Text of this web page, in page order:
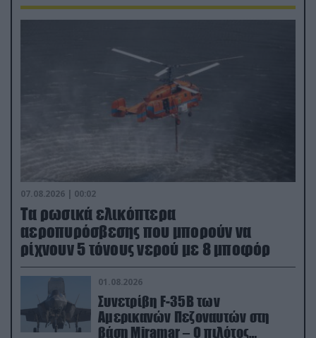
07.08.2026 | 00:02
Τα ρωσικά ελικόπτερα
αεροπυρόσβεσης που μπορούν να
ρίχνουν 5 τόνους νερού με 8 μποφόρ
01.08.2026
Συνετρίβη F-35B των
Αμερικανών Πεζοναυτών στη
βάση Miramar – Ο πιλότος